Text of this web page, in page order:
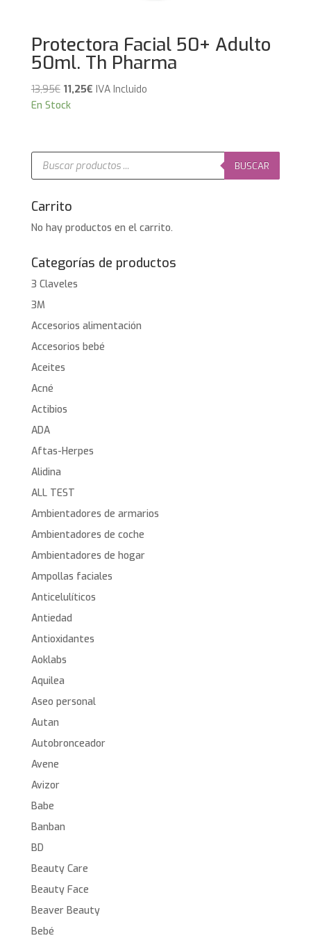
Protectora Facial 50+ Adulto
50ml. Th Pharma
13,95€ El
precio
13,95€.
11,25€El
11,25€.
IVA Incluido
En Stock
Búsqueda
productos
BUSCAR
Carrito
No hay productos en el carrito.
Categorías de productos
3 Claveles
3M
Accesorios alimentación
Accesorios bebé
Aceites
Acné
Actibios
ADA
Aftas-Herpes
Alidina
ALL TEST
Ambientadores de armarios
Ambientadores de coche
Ambientadores de hogar
Ampollas faciales
Anticelulíticos
Antiedad
Antioxidantes
Aoklabs
Aquilea
Aseo personal
Autan
Autobronceador
Avene
Avizor
Babe
Banban
BD
Beauty Care
Beauty Face
Beaver Beauty
Bebé